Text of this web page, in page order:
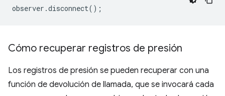
observer .disconnect();
Cómo recuperar registros de presión
Los registros de presión se pueden recuperar con una
función de devolución de llamada, que se invocará cada